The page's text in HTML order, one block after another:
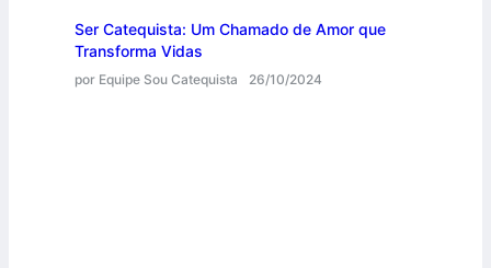
Ser Catequista: Um Chamado de Amor que
Transforma Vidas
por Equipe Sou Catequista 26/10/2024